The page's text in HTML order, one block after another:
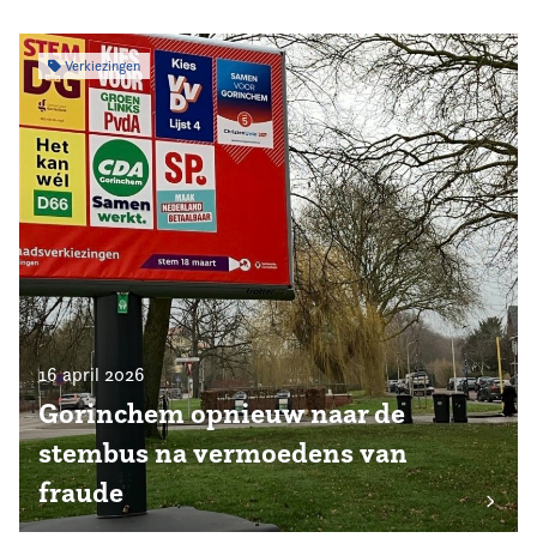
Verkiezingen
16 april 2026
Gorinchem opnieuw naar de
stembus na vermoedens van
fraude